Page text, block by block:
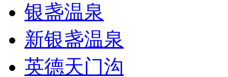
银盏温泉
新银盏温泉
英德天门沟